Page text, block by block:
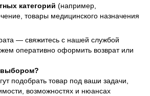
категорий (например,
товары медицинского назначения
— свяжитесь с нашей службой
оперативно оформить возврат или
подобрать товар под ваши задачи,
возможностях и нюансах